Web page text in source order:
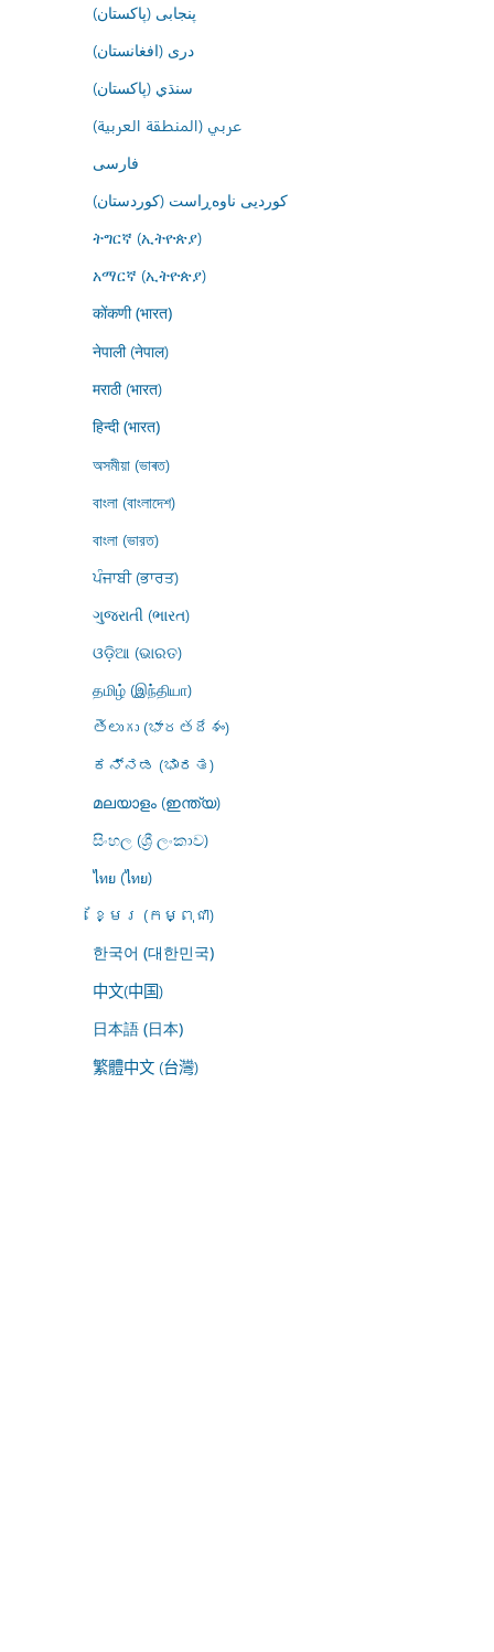
پنجابی (پاکستان)
درى (افغانستان)
سنڌي (پاکستان)
عربي (المنطقة العربية)
فارسى
کوردیی ناوەڕاست (کوردستان)
ትግርኛ (ኢትዮጵያ)
አማርኛ (ኢትዮጵያ)
कोंकणी (भारत)
नेपाली (नेपाल)
मराठी (भारत)
हिन्दी (भारत)
অসমীয়া (ভাৰত)
বাংলা (বাংলাদেশ)
বাংলা (ভারত)
ਪੰਜਾਬੀ (ਭਾਰਤ)
ગુજરાતી (ભારત)
ଓଡ଼ିଆ (ଭାରତ)
தமிழ் (இந்தியா)
తెలుగు (భారతదేశం)
ಕನ್ನಡ (ಭಾರತ)
മലയാളം (ഇന്ത്യ)
සිංහල (ශ්‍රී ලංකාව)
ไทย (ไทย)
ខ្មែរ (កម្ពុជា)
한국어 (대한민국)
中文(中国)
日本語 (日本)
繁體中文 (台灣)